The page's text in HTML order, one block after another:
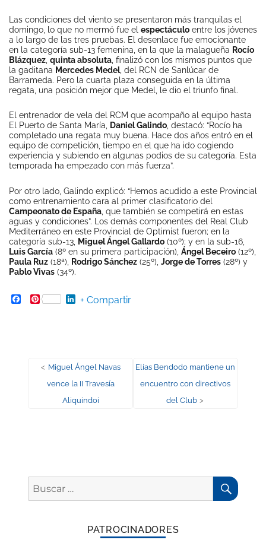
Las condiciones del viento se presentaron más tranquilas el
domingo, lo que no mermó fue el espectáculo entre los jóvenes
a lo largo de las tres pruebas. El desenlace fue emocionante
en la categoría sub-13 femenina, en la que la malagueña Rocío
Blázquez quinta absoluta , finalizó con los mismos puntos que
la gaditana Mercedes Medel, del RCN de Sanlúcar de
Barrameda. Pero la cuarta plaza conseguida en la última
regata, una posición mejor que Medel, le dio el triunfo final.
El entrenador de vela del RCM que acompaño al equipo hasta
El Puerto de Santa María, Daniel Galindo , destacó: “Rocío ha
completado una regata muy buena. Hace dos años entró en el
equipo de competición, tiempo en el que ha ido cogiendo
experiencia y subiendo en algunas podios de su categoría. Esta
temporada ha empezado con más fuerza”.
Por otro lado, Galindo explicó: “Hemos acudido a este Provincial
como entrenamiento cara al primer clasificatorio del
Campeonato de España , que también se competirá en estas
aguas y condiciones”. Los demás componentes del Real Club
Mediterráneo en este Provincial de Optimist fueron; en la
categoría sub-13, Miguel Ángel Gallardo (10º); y en la sub-16,
Luis García (8º en su primera participación), Ángel Beceiro (12º),
Paula Ruz (18ª), Rodrigo Sánchez (25º), Jorge de Torres (28º) y
Pablo Vivas (34º).
Facebook
Pinterest LinkedIn
+ Compartir
Navegación
de
< Entrada
anterior:
Miguel Ángel Navas
vence la II Travesía
Aliquindoi
Entrada
siguiente:
Elías Bendodo mantiene un
encuentro con directivos
del Club >
Buscar
por:
PATROCINADORES